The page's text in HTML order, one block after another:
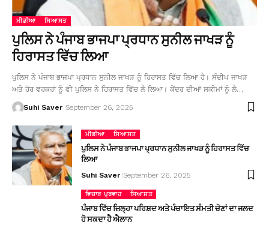
ਮੀਡੀਆ ਸਿਆਸਤ
ਪੁਲਿਸ ਨੇ ਪੰਜਾਬ ਭਾਜਪਾ ਪ੍ਰਧਾਨ ਸੁਨੀਲ ਜਾਖੜ ਨੂੰ
ਹਿਰਾਸਤ ਵਿੱਚ ਲਿਆ
ਪੁਲਿਸ ਨੇ ਪੰਜਾਬ ਭਾਜਪਾ ਪ੍ਰਧਾਨ ਸੁਨੀਲ ਜਾਖੜ ਨੂੰ ਹਿਰਾਸਤ ਵਿੱਚ ਲਿਆ ਹੈ। ਸੰਦੀਪ ਜਾਖੜ
ਅਤੇ ਹੋਰ ਵਰਕਰਾਂ ਨੂੰ ਵੀ ਪੁਲਿਸ ਨੇ ਹਿਰਾਸਤ ਵਿੱਚ ਲੈ ਲਿਆ। ਕੇਂਦਰ ਦੀਆਂ ਸਕੀਮਾਂ ਨੂੰ ਲੈ…
Suhi Saver September 26, 2025
ਮੀਡੀਆ ਸਿਆਸਤ
ਪੁਲਿਸ ਨੇ ਪੰਜਾਬ ਭਾਜਪਾ ਪ੍ਰਧਾਨ ਸੁਨੀਲ ਜਾਖੜ ਨੂੰ ਹਿਰਾਸਤ ਵਿੱਚ
ਲਿਆ
Suhi Saver September 26, 2025
ਵਿਚਾਰ ਪ੍ਰਵਾਹ ਸਿਆਸਤ
ਪੰਜਾਬ ਵਿੱਚ ਜ਼ਿਲ੍ਹਾ ਪਰਿਸ਼ਦ ਅਤੇ ਪੰਚਾਇਤ ਸੰਮਤੀ ਚੋਣਾਂ ਦਾ ਜਲਦ
ਹੋ ਸਕਦਾ ਹੈ ਐਲਾਨ